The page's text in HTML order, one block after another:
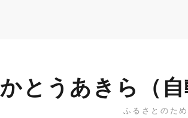
かとうあきら（自
ふるさとのた